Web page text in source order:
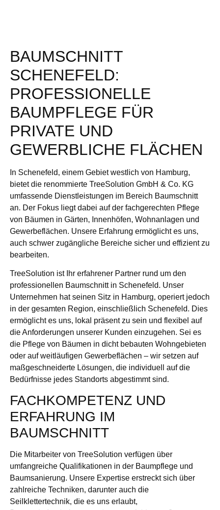
BAUMSCHNITT
SCHENEFELD:
PROFESSIONELLE
BAUMPFLEGE FÜR
PRIVATE UND
GEWERBLICHE FLÄCHEN
In Schenefeld, einem Gebiet westlich von Hamburg,
bietet die renommierte TreeSolution GmbH & Co. KG
umfassende Dienstleistungen im Bereich Baumschnitt
an. Der Fokus liegt dabei auf der fachgerechten Pflege
von Bäumen in Gärten, Innenhöfen, Wohnanlagen und
Gewerbeflächen. Unsere Erfahrung ermöglicht es uns,
auch schwer zugängliche Bereiche sicher und effizient zu
bearbeiten.
TreeSolution ist Ihr erfahrener Partner rund um den
professionellen Baumschnitt in Schenefeld. Unser
Unternehmen hat seinen Sitz in Hamburg, operiert jedoch
in der gesamten Region, einschließlich Schenefeld. Dies
ermöglicht es uns, lokal präsent zu sein und flexibel auf
die Anforderungen unserer Kunden einzugehen. Sei es
die Pflege von Bäumen in dicht bebauten Wohngebieten
oder auf weitläufigen Gewerbeflächen – wir setzen auf
maßgeschneiderte Lösungen, die individuell auf die
Bedürfnisse jedes Standorts abgestimmt sind.
FACHKOMPETENZ UND
ERFAHRUNG IM
BAUMSCHNITT
Die Mitarbeiter von TreeSolution verfügen über
umfangreiche Qualifikationen in der Baumpflege und
Baumsanierung. Unsere Expertise erstreckt sich über
zahlreiche Techniken, darunter auch die
Seilklettertechnik, die es uns erlaubt,